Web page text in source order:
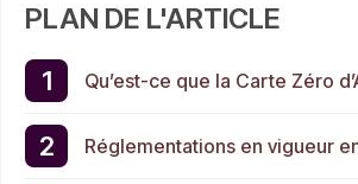
PLAN DE L'ARTICLE
Qu’est-ce que la Carte Zéro
Réglementations en vigueur